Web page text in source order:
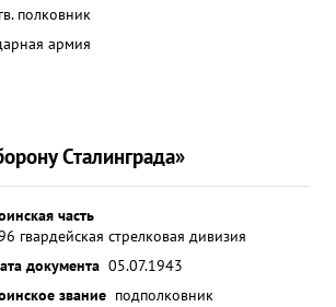
гв. полковник
армия
Сталинграда»
часть
гвардейская стрелковая дивизия
документа 05.07.1943
звание подполковник